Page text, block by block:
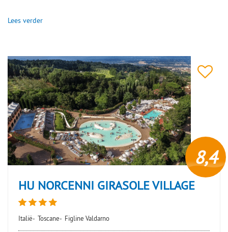
Lees verder
8,4
HU NORCENNI GIRASOLE VILLAGE
Italië- Toscane- Figline Valdarno